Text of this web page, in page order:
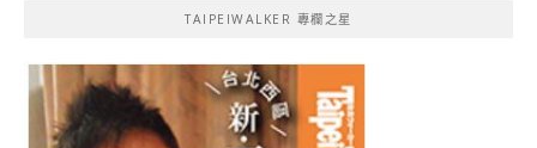
TAIPEIWALKER 專欄之星